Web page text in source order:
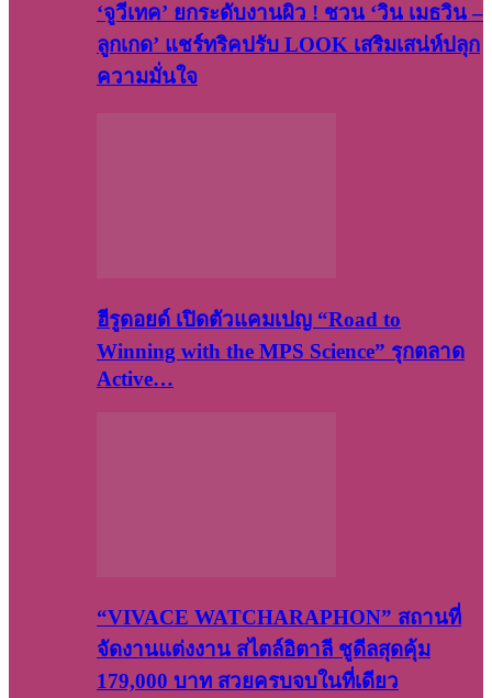
‘จูวีเทค’ ยกระดับงานผิว ! ชวน ‘วิน เมธวิน –
ลูกเกด’ แชร์ทริคปรับ LOOK เสริมเสน่ห์ปลุก
ความมั่นใจ
ฮีรูดอยด์ เปิดตัวแคมเปญ “Road to
Winning with the MPS Science” รุกตลาด
Active…
“VIVACE WATCHARAPHON” สถานที่
จัดงานแต่งงาน สไตล์อิตาลี ชูดีลสุดคุ้ม
179,000 บาท สวยครบจบในที่เดียว